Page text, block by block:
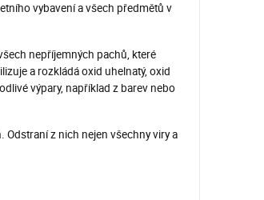
vybavení a všech předmětů v
nepříjemných pachů, které
a rozkládá oxid uhelnatý, oxid
výpary, například z barev nebo
Odstraní z nich nejen všechny viry a